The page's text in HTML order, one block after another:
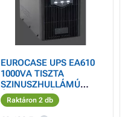
EUROCASE UPS EA610
1000VA TISZTA
SZINUSZHULLÁMÚ
ÁRAMFORRÁS
Raktáron 2 db